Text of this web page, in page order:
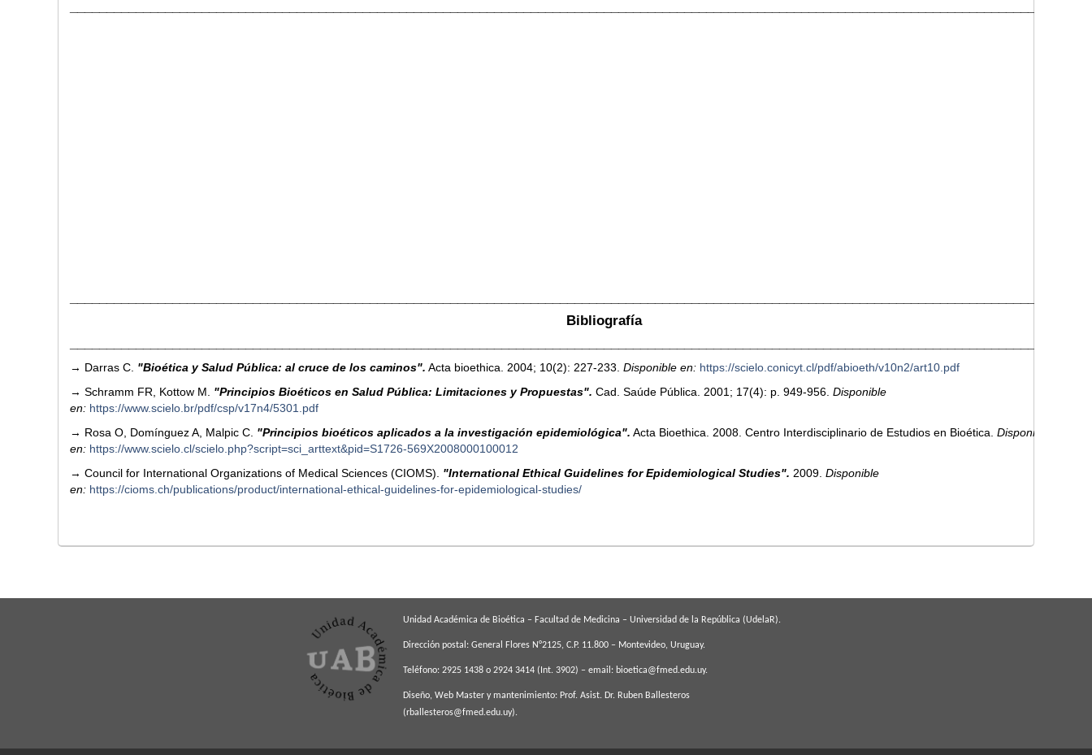
Bibliografía
→ Darras C. "Bioética y Salud Pública: al cruce de los caminos". Acta bioethica. 2004; 10(2): 227-233.Disponible en: https://scielo.conicyt.cl/pdf/abioeth/v10n2/art10.pdf
→ Schramm FR, Kottow M. "Principios Bioéticos en Salud Pública: Limitaciones y Propuestas". Cad. Saúde Pública. 2001; 17(4): p. 949-956.Disponible
en: https://www.scielo.br/pdf/csp/v17n4/5301.pdf
→ Rosa O, Domínguez A, Malpic C. "Principios bioéticos aplicados a la investigación epidemiológica". Acta Bioethica. 2008. Centro Interdisciplinario de Estudios en Bioética.Disponible
en: https://www.scielo.cl/scielo.php?script=sci_arttext&pid=S1726-569X2008000100012
→ Council for International Organizations of Medical Sciences (CIOMS). "International Ethical Guidelines for Epidemiological Studies". 2009.Disponible
en: https://cioms.ch/publications/product/international-ethical-guidelines-for-epidemiological-studies/
Unidad Académica de Bioética – Facultad de Medicina – Universidad de la República (UdelaR).
Dirección postal: General Flores N°2125, C.P. 11.800 – Montevideo, Uruguay.
Teléfono: 2925 1438 o 2924 3414 (Int. 3902) – email: bioetica@fmed.edu.uy.
Diseño, Web Master y mantenimiento: Prof. Asist. Dr. Ruben Ballesteros
(rballesteros@fmed.edu.uy).